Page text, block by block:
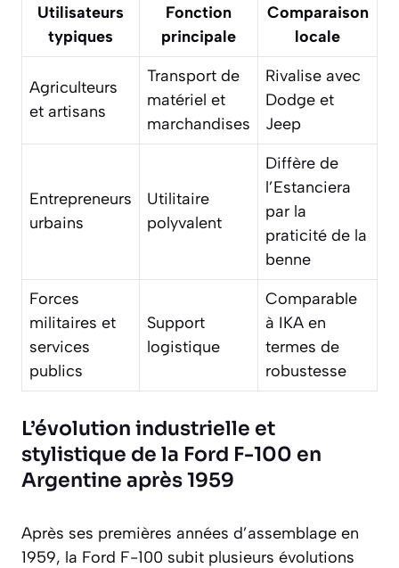
Utilisateurs
typiques
Fonction
principale
Comparaison
locale
Agriculteurs
et artisans
Transport de
matériel et
marchandises
Rivalise avec
Dodge et
Jeep
Entrepreneurs
urbains
Utilitaire
polyvalent
Diffère de
l’Estanciera
par la
praticité de la
benne
Forces
militaires et
services
publics
Support
logistique
Comparable
à IKA en
termes de
robustesse
L’évolution industrielle et
stylistique de la Ford F-100 en
Argentine après 1959
Après ses premières années d’assemblage en
1959, la Ford F-100 subit plusieurs évolutions